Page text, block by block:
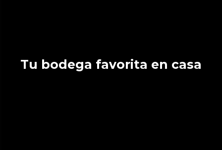
Tu bodega favorita en casa